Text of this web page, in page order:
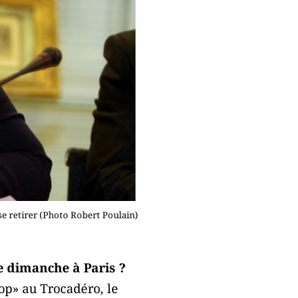
retirer (Photo Robert Poulain)
dimanche à Paris ?
au Trocadéro, le